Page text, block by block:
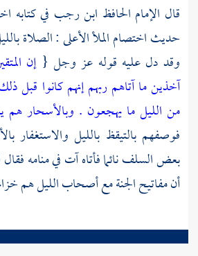
قال الإمام الحافظ ابن رجب في كتابه
حديث اختصام الملأ الأعلى : الصلاة
وقد دل عليه قوله عز وجل {إن
آخذين ما آتاهم ربهم إنهم كانوا قبل
من الليل ما يهجعون . وبالأسحار هم
فوصفهم بالتيقظ بالليل والاستغفار
بعضالسلفنائما فأتاه آت في منامه
أن مفاتيح الجنة مع أصحاب الليل هم